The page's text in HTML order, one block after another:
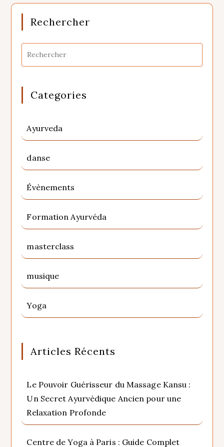
Rechercher
Categories
Ayurveda
danse
Évènements
Formation Ayurvéda
masterclass
musique
Yoga
Articles Récents
Le Pouvoir Guérisseur du Massage Kansu :
Un Secret Ayurvédique Ancien pour une
Relaxation Profonde
Centre de Yoga à Paris : Guide Complet